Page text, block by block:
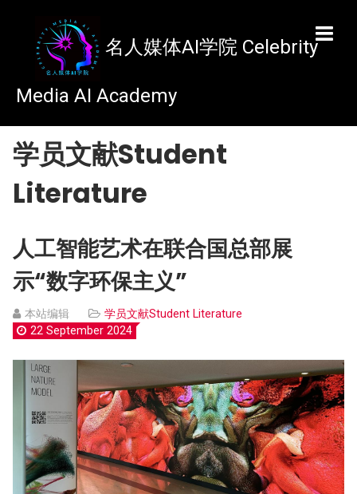
名人媒体AI学院
学员文献Student
Literature
人工智能艺术在联合国总部展
示“数字环保主义”
本站编辑
学员文献Student Literature
22 September 2024